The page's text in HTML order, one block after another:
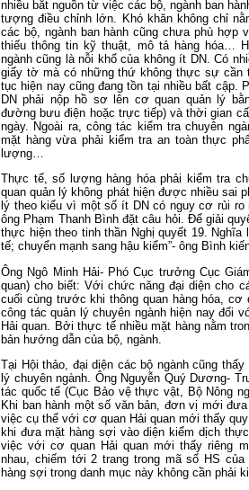
nhiều bắt nguồn từ việc các bộ, ngành ban
tượng điều chỉnh lớn. Khó khăn không chỉ
các bộ, ngành ban hành cũng chưa phù hợp
thiếu thông tin kỹ thuật, mô tả hàng hóa…
ngành cũng là nỗi khổ của không ít DN. Có
giấy tờ mà có những thứ không thực sự cần
tục hiện nay cũng đang tồn tại nhiều bất cập.
DN phải nộp hồ sơ lên cơ quan quản lý
đường bưu điện hoặc trực tiếp) và thời gian
ngày. Ngoài ra, công tác kiểm tra chuyên
mặt hàng vừa phải kiểm tra an toàn thực
lượng…
Thực tế, số lượng hàng hóa phải kiểm tra
quan quản lý không phát hiện được nhiều sai
lý theo kiểu vì một số ít DN có nguy cơ rủi
ông Phạm Thanh Bình đặt câu hỏi. Để giải
thực hiện theo tinh thần Nghị quyết 19. Nghĩa
tế; chuyển mạnh sang hậu kiểm”- ông Bình
Ông Ngô Minh Hải- Phó Cục trưởng Cục
quan) cho biết: Với chức năng đại diện cho
cuối cùng trước khi thông quan hàng hóa, cơ
công tác quản lý chuyên ngành hiện nay đối
Hải quan. Bởi thực tế nhiều mặt hàng nằm
bản hướng dẫn của bộ, ngành.
Tại Hội thảo, đại diện các bộ ngành cũng
lý chuyên ngành. Ông Nguyễn Quý Dương-
tác quốc tế (Cục Bảo vệ thực vật, Bộ Nông
Khi ban hành một số văn bản, đơn vị mới
việc cụ thể với cơ quan Hải quan mới thấy
khi đưa mặt hàng sợi vào diện kiểm dịch
việc với cơ quan Hải quan mới thấy riêng
nhau, chiếm tới 2 trang trong mã số HS
hàng sợi trong danh mục này không cần